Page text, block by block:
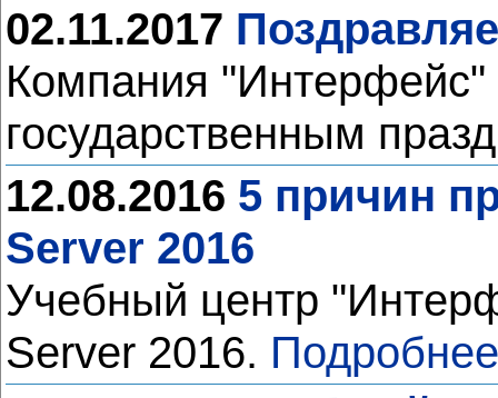
02.11.2017
Компания
государственным
12.08.2016 5 причин
Server 2016
Учебный центр
Server 2016.